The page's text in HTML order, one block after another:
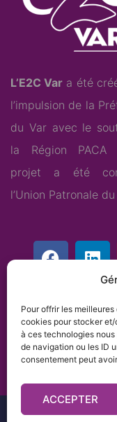
Pour offrir les
cookies pour stocker
à ces technologies
de navigation ou les ID
consentement peut
ACCEPTER
L’E2C Var a été
l’impulsion de la
du Var avec le
la Région
projet a été
l’Union Patronale du